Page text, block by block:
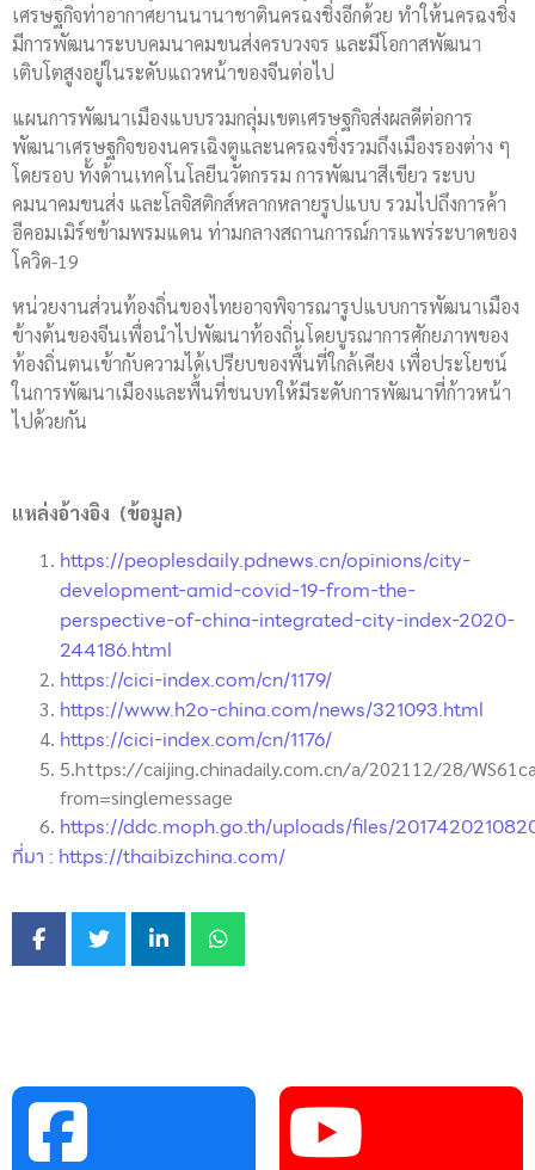
เศรษฐกิจท่าอากาศยานนานาชาตินครฉงชิ่งอีกด้วย ทำให้นครฉงชิ่ง
มีการพัฒนาระบบคมนาคมขนส่งครบวงจร และมีโอกาสพัฒนา
เติบโตสูงอยู่ในระดับแถวหน้าของจีนต่อไป
แผนการพัฒนาเมืองแบบรวมกลุ่มเขตเศรษฐกิจส่งผลดีต่อการ
พัฒนาเศรษฐกิจของนครเฉิงตูและนครฉงชิ่งรวมถึงเมืองรองต่าง ๆ
โดยรอบ ทั้งด้านเทคโนโลยีนวัตกรรม การพัฒนาสีเขียว ระบบ
คมนาคมขนส่ง และโลจิสติกส์หลากหลายรูปแบบ รวมไปถึงการค้า
อีคอมเมิร์ซข้ามพรมแดน ท่ามกลางสถานการณ์การแพร่ระบาดของ
โควิด-19
หน่วยงานส่วนท้องถิ่นของไทยอาจพิจารณารูปแบบการพัฒนาเมือง
ข้างต้นของจีนเพื่อนำไปพัฒนาท้องถิ่นโดยบูรณาการศักยภาพของ
ท้องถิ่นตนเข้ากับความได้เปรียบของพื้นที่ใกล้เคียง เพื่อประโยชน์
ในการพัฒนาเมืองและพื้นที่ชนบทให้มีระดับการพัฒนาที่ก้าวหน้า
ไปด้วยกัน
แหล่งอ้างอิง (ข้อมูล)
https://peoplesdaily.pdnews.cn/opinions/city-
development-amid-covid-19-from-the-
perspective-of-china-integrated-city-index-2020-
244186.html
https://cici-index.com/cn/1179/
https://www.h2o-china.com/news/321093.html
https://cici-index.com/cn/1176/
5.https://caijing.chinadaily.com.cn/a/202112/28/
from=singlemessage
https://ddc.moph.go.th/uploads/files/
ที่มา : https://thaibizchina.com/